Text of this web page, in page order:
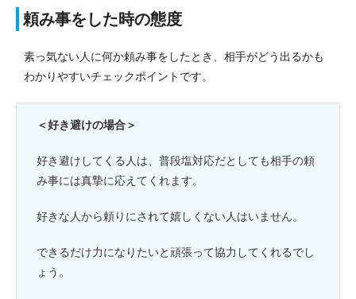
頼み事をした時の態度
素っ気ない人に何か頼み事をしたとき、相手がどう出るかも
わかりやすいチェックポイントです。
＜好き避けの場合＞
好き避けしてくる人は、普段塩対応だとしても相手の頼
み事には真摯に応えてくれます。
好きな人から頼りにされて嬉しくない人はいません。
できるだけ力になりたいと頑張って協力してくれるでし
ょう。